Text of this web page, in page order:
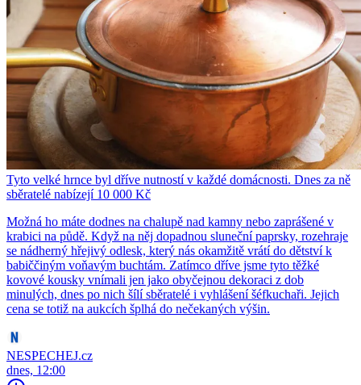
Tyto velké hrnce byl dříve nutností v každé domácnosti. Dnes za ně
sběratelé nabízejí 10 000 Kč
Možná ho máte dodnes na chalupě nad kamny nebo zaprášené v
krabici na půdě. Když na něj dopadnou sluneční paprsky, rozehraje
se nádherný hřejivý odlesk, který nás okamžitě vrátí do dětství k
babiččiným voňavým buchtám. Zatímco dříve jsme tyto těžké
kovové kousky vnímali jen jako obyčejnou dekoraci z dob
minulých, dnes po nich šílí sběratelé i vyhlášení šéfkuchaři. Jejich
cena se totiž na aukcích šplhá do nečekaných výšin.
NESPECHEJ.cz
dnes, 12:00